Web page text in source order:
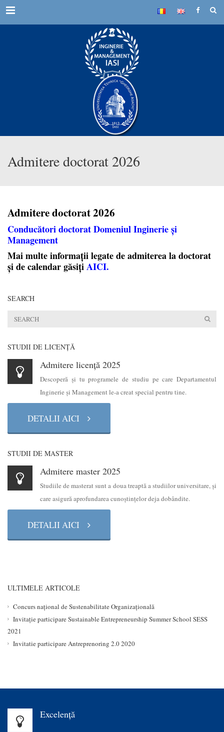
Menu
Admitere doctorat 2026
Admitere doctorat 2026
Conducători doctorat Domeniul Inginerie și
Management
Mai multe informații legate de admiterea la doctorat
și de calendar găsițiAICI.
SEARCH
STUDII DE LICENŢĂ
Admitere licență 2025
Descoperă şi tu programele de studiu pe care Departamentul
Inginerie şi Management le-a creat special pentru tine.
DETALII AICI
STUDII DE MASTER
Admitere master 2025
Studiile de masterat sunt a doua treaptă a studiilor universitare, şi
care asigură aprofundarea cunoştinţelor deja dobândite.
DETALII AICI
ULTIMELE ARTICOLE
Concurs național de Sustenabilitate Organizațională
Invitație participare Sustainable Entrepreneurship Summer School SESS
2021
Invitatie participare Antreprenoring 2.0 2020
Excelenţă